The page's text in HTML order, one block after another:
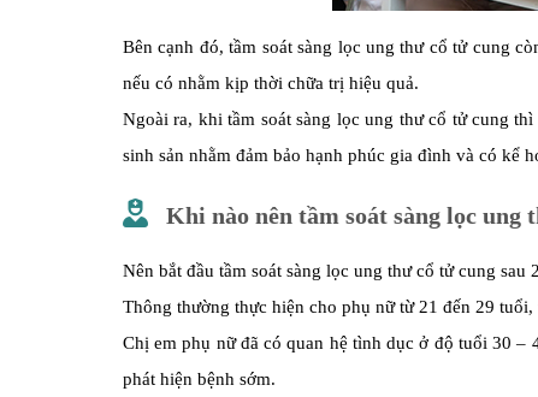
Bên cạnh đó, tầm soát sàng lọc ung thư cổ tử cung
nếu có nhằm kịp thời chữa trị hiệu quả.
Ngoài ra, khi tầm soát sàng lọc ung thư cổ tử cung
sinh sản nhằm đảm bảo hạnh phúc gia đình và có kể
Khi nào nên tầm soát sàng lọc ung
Nên bắt đầu tầm soát sàng lọc ung thư cổ tử cung
Thông thường thực hiện cho phụ nữ từ 21 đến 29 tuổi,
Chị em phụ nữ đã có quan hệ tình dục ở độ tuổi 30 –
phát hiện bệnh sớm.